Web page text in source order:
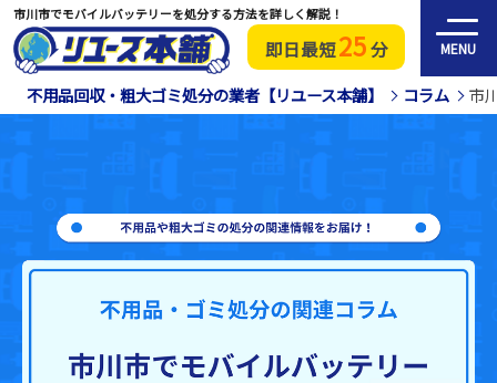
即日最短25分 MENU
市川市でモバイルバッテリーを処分する方法を詳しく解説！
不用品回収・粗大ゴミ処分の業者【リユース本舗】 コラム 市